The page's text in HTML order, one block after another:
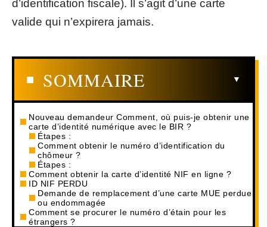
d’identification fiscale). Il s’agit d’une carte
valide qui n’expirera jamais.
SOMMAIRE
Nouveau demandeur Comment, où puis-je obtenir une
carte d’identité numérique avec le BIR ?
Étapes :
Comment obtenir le numéro d’identification du
chômeur ?
Étapes :
Comment obtenir la carte d’identité NIF en ligne ?
ID NIF PERDU
Demande de remplacement d’une carte MUE perdue
ou endommagée
Comment se procurer le numéro d’étain pour les
étrangers ?